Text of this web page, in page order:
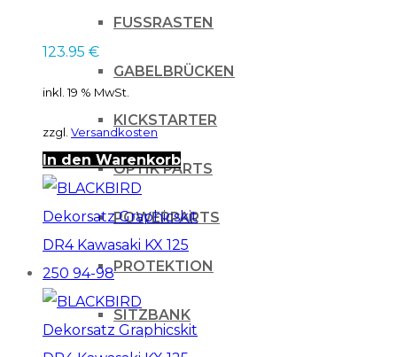
FUSSRASTEN
GABELBRÜCKEN
KICKSTARTER
OPTIK PARTS
POWERPARTS
PROTEKTION
SITZBANK
SX SXF 125 250 350
16-18 Leopard
Marchetti
123.95 €
inkl. 19 % MwSt.
zzgl. Versandkosten
In den Warenkorb